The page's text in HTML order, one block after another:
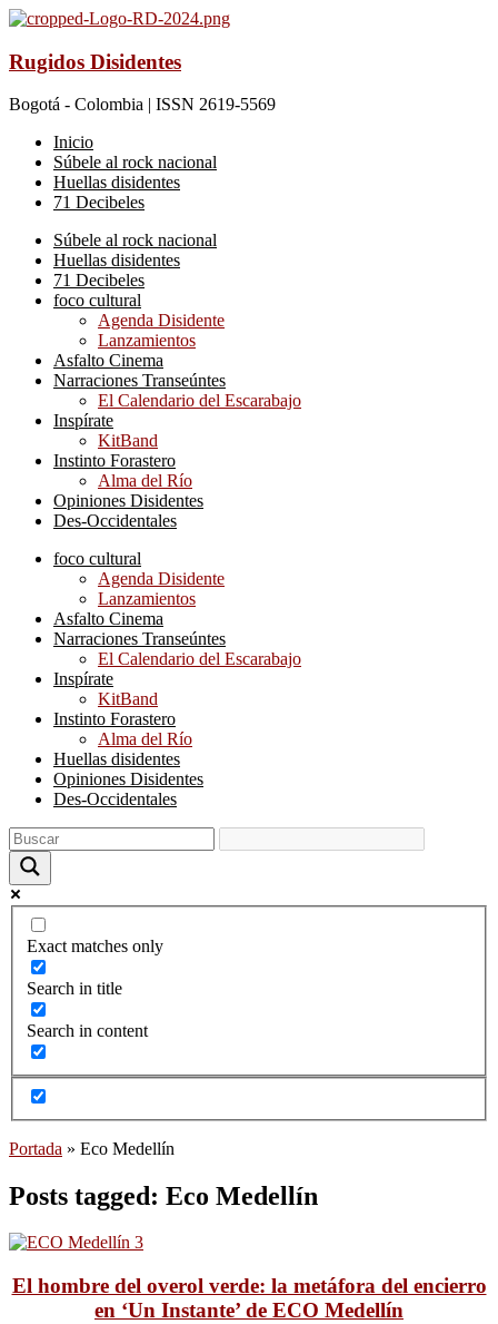
Rugidos Disidentes
Bogotá - Colombia | ISSN 2619-5569
Inicio
Súbele al rock nacional
Huellas disidentes
71 Decibeles
Súbele al rock nacional
Huellas disidentes
71 Decibeles
foco cultural
Agenda Disidente
Lanzamientos
Asfalto Cinema
Narraciones Transeúntes
El Calendario del Escarabajo
Inspírate
KitBand
Instinto Forastero
Alma del Río
Opiniones Disidentes
Des-Occidentales
foco cultural
Agenda Disidente
Lanzamientos
Asfalto Cinema
Narraciones Transeúntes
El Calendario del Escarabajo
Inspírate
KitBand
Instinto Forastero
Alma del Río
Huellas disidentes
Opiniones Disidentes
Des-Occidentales
Exact matches only
Search in title
Search in content
Portada » Eco Medellín
Posts tagged: Eco Medellín
El hombre del overol verde: la metáfora del encierro
en ‘Un Instante’ de ECO Medellín